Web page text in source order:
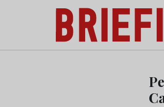
Briefing: Todas as notícias